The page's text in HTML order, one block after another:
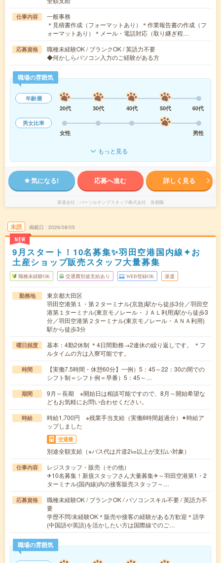
仕事内容
一般事務
＊見積書作成（フォーマットあり）＊作業報告書の作成（フ
ォーマットあり）＊メール・電話対応（取り継ぎ程…
応募資格
職種未経験OK / ブランクOK / 英語力不要
◆何かしらパソコン入力のご経験がある方
職場の雰囲気
年齢層
20代
30代 40代 50代
60代
男女比率
女性
男性
もっと見る
気になる! 応募へ進む 詳しく見る
派遣会社 パーソルテンプスタッフ株式会社 首都圏
未読
NEW
掲載日 2026/08/05
9月スタート！10名募集✨羽田空港国内線✦お
土産ショップ販売スタッフ大量募集
職種未経験OK 交通費別途支給あり WEB登録OK 派遣
勤務地
東京都大田区
羽田空港第１・第２ターミナル(京急)駅から徒歩3分／羽田空
港第１ターミナル(東京モノレール・ＪＡＬ利用)駅から徒歩3
分／羽田空港第２ターミナル(東京モノレール・ＡＮＡ利用)
駅から徒歩3分
曜日頻度
基本：4勤2休制 ＊4日間勤務→2連休の繰り返しです。 ＊フ
ルタイムの方は入寮可能です。
時間
【実働7.5時間・休憩60分】一例）5：45～22：30の間での
シフト制＝シフト例＝早番）5：45～…
期間
9月～長期 ※開始日は相談可能ですので、8月～開始希望な
どもお気軽にお問い合わせください。
時給
時給1,700円 ※残業手当支給（実働8時間超過分）✦時給ア
ップしました
交通費
別途全額支給（※バス代は片道2㎞以上が支払い対象）
仕事内容
レジスタッフ・販売（その他）
✈10名募集！新規スタッフさん大量募集✈～羽田空港第1・2
ターミナル(国内線)内の接客販売スタッフ～…
応募資格
職種未経験OK / ブランクOK / パソコンスキル不要 / 英語力不
要
学歴不問/未経験OK＊販売や接客の経験がある方歓迎＊語学
(中国語や英語)を活かしたい方は国際線でのご…
職場の雰囲気